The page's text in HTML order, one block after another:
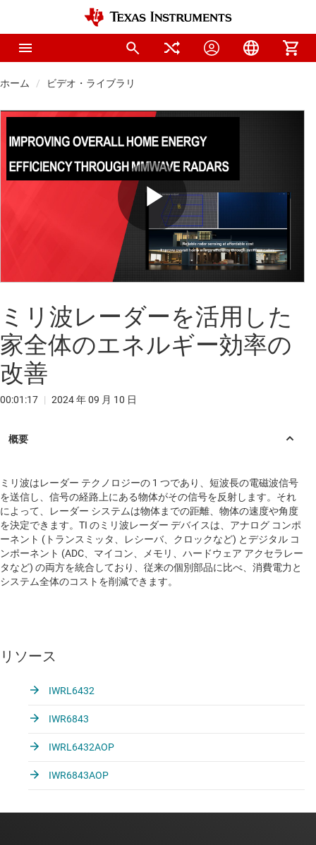
ホーム ビデオ・ライブラリ
Play
Video
ミリ波レーダーを活用した
家全体のエネルギー効率の
改善
00:01:17 | 2024 年 09 月 10 日
ミリ波はレーダー テクノロジーの 1 つであり、短波長の電磁波信号
を送信し、信号の経路上にある物体がその信号を反射します。それ
によって、レーダー システムは物体までの距離、物体の速度や角度
を決定できます。TI のミリ波レーダー デバイスは、アナログ コンポ
ーネント (トランスミッタ、レシーバ、クロックなど) とデジタル コ
ンポーネント (ADC、マイコン、メモリ、ハードウェア アクセラレー
タなど) の両方を統合しており、従来の個別部品に比べ、消費電力と
システム全体のコストを削減できます。
リソース
IWRL6432
IWR6843
IWRL6432AOP
IWR6843AOP